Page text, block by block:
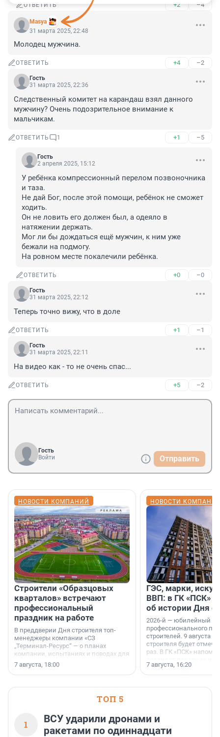
ОТВЕТИТЬ +2 –4
Masya
31 марта 2025, 22:48
Молодец мужчина.
ОТВЕТИТЬ +4 –2
Гость
31 марта 2025, 22:36
Следственный комитет на карандаш взял данного
мужчину? Очень подозрительное внимание к
мальчикам.
ОТВЕТИТЬ 1 +1 –5
Гость
2 апреля 2025, 15:12
У ребёнка компрессионный перелом позвоночника
и таза.
Не дай Бог, после этой помощи, ребёнок не сможет
ходить.
Он не ловить его должен был, а одеяло в
натяжении держать.
Мог ли бы дождаться ещё мужчин, к ним уже
бежали на подмогу.
На ровном месте покалечили ребёнка.
ОТВЕТИТЬ +0 –0
Гость
31 марта 2025, 22:12
Теперь точно вижу, что в доле
ОТВЕТИТЬ +1 –1
Гость
31 марта 2025, 22:11
На видео как - то не очень спас...
ОТВЕТИТЬ +5 –2
Гость
Войти
Отправить
НОВОСТИ КОМПАНИЙ
Строители «Образцовых
кварталов» встречают
профессиональный
праздник на работе
В преддверии Дня строителя топ-
менеджеры компании «СЗ
„Терминал-Ресурс“ — о планах
компании, испытаниях и поводах для
осторожного оптимизма.
7 августа, 18:00
НОВОСТИ
ГЭС, марки,
ВВП: в ГК «ПСК»
об истории Дня
2026-й — юбилейный
профессионального
строителей. 9 августа
строителя будет
раз. В ГК «ПСК»
поменялась роль
7 августа, 16:20
ТОП 5
1
ВСУ ударили дронами и
ракетами по одиннадцати